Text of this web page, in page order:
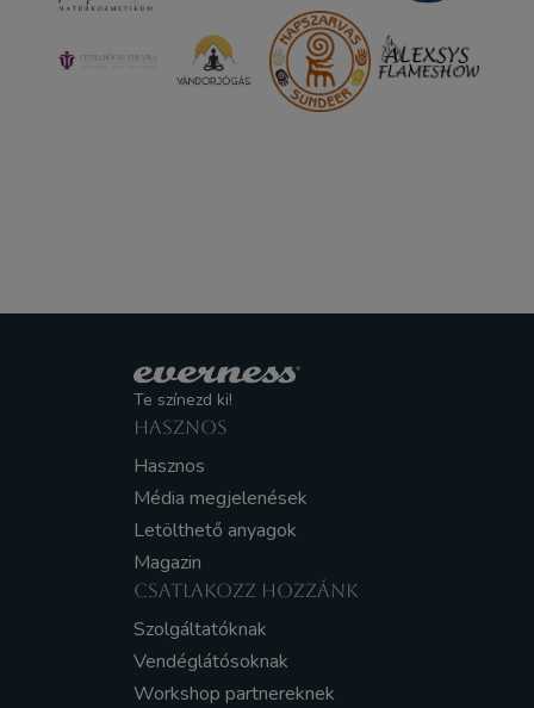
Te színezd ki!
HASZNOS
Hasznos
Média megjelenések
Letölthető anyagok
Magazin
CSATLAKOZZ HOZZÁNK
Szolgáltatóknak
Vendéglátósoknak
Workshop partnereknek